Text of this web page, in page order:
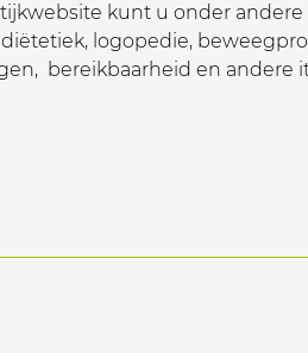
kunt u onder
logopedie,
bereikbaarheid en andere